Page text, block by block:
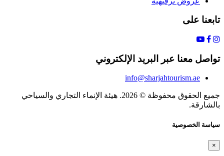
تابعنا على
تواصل معنا عبر البريد الإلكتروني
info@sharjahtourism.ae
جميع الحقوق محفوظة © 2026. هيئة الإنماء التجاري والسياحي
بالشارقة.
سياسة الخصوصية
×